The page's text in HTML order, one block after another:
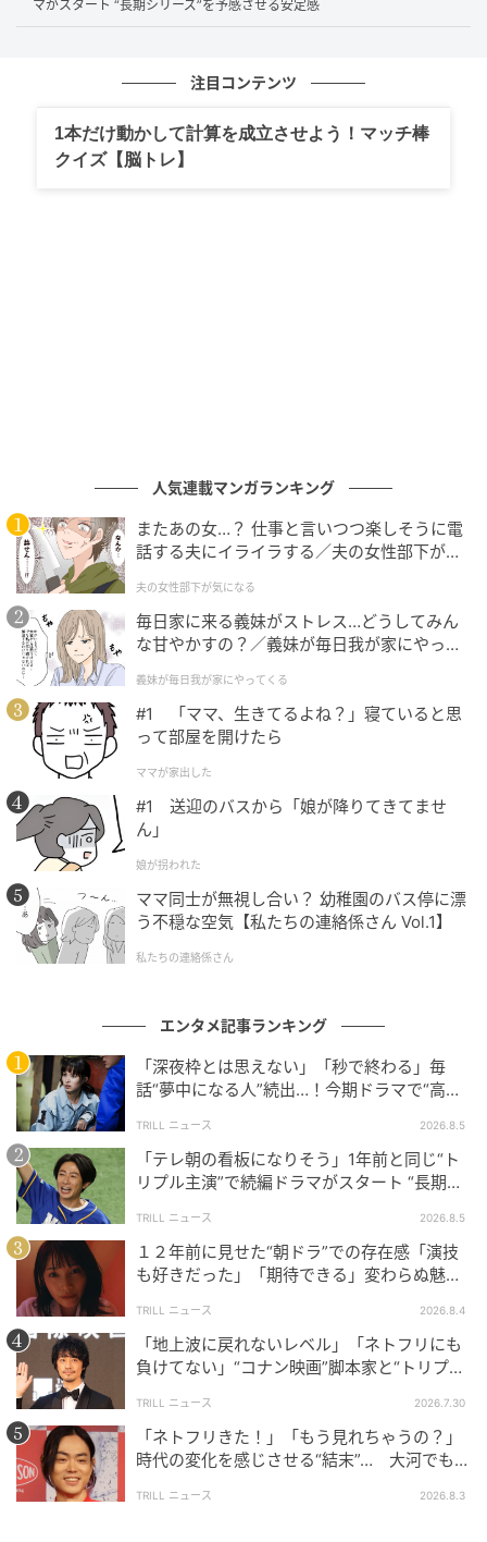
でる姿も印象的だった。
公式SNSでは、この日の投稿に4月17日現在で2.3万件
店のために英語を学ぼうと決意したりんと、どのよう
な関係性を築いていくのか注目だ。
さらに、慣れない環境の中で一歩を踏み出したりん
が、どのように新たな居場所を築いていくのかも見ど
ころのひとつだ。人との出会いや経験を重ねる中で、
彼女自身がどのように変化していくのか、今後の展開
にも期待が高まる。
連続テレビ小説『風、薫る』毎週月曜〜土曜あさ8時放
送
NHK ONE（新NHKプラス）同時見逃し配信中・過去
回はNHKオンデマンドで配信
次の記事
#1 「ママ、生きてるよね？」寝ていると思
マがスタート “長期シリーズ”を予感させる安定感
注目コンテンツ
1本だけ動かして計算を成立させよう！マッチ棒
クイズ【脳トレ】
人気連載マンガランキング
またあの女…？ 仕事と言いつつ楽しそうに電
話する夫にイライラする／夫の女性部下が気
夫の女性部下が気になる
毎日家に来る義妹がストレス…どうしてみん
な甘やかすの？／義妹が毎日我が家にやって
が】
義妹が毎日我が家にやってくる
#1 「ママ、生きてるよね？」寝ていると思
って部屋を開けたら
ママが家出した
#1 送迎のバスから「娘が降りてきてませ
ん」
娘が拐われた
ママ同士が無視し合い？ 幼稚園のバス停に漂
う不穏な空気【私たちの連絡係さん Vol.1】
私たちの連絡係さん
エンタメ記事ランキング
「深夜枠とは思えない」「秒で終わる」毎
話“夢中になる人”続出…！今期ドラマで“高評
TRILL ニュース 2026.8.5
「テレ朝の看板になりそう」1年前と同じ“ト
リプル主演”で続編ドラマがスタート “長期シ
TRILL ニュース 2026.8.5
１２年前に見せた“朝ドラ”での存在感「演技
も好きだった」「期待できる」変わらぬ魅力
TRILL ニュース 2026.8.4
「地上波に戻れないレベル」「ネトフリにも
負けてない」“コナン映画”脚本家と“トリプル
TRILL ニュース 2026.7.30
「ネトフリきた！」「もう見れちゃうの？」
時代の変化を感じさせる“結末”… 大河でも注
TRILL ニュース 2026.8.3